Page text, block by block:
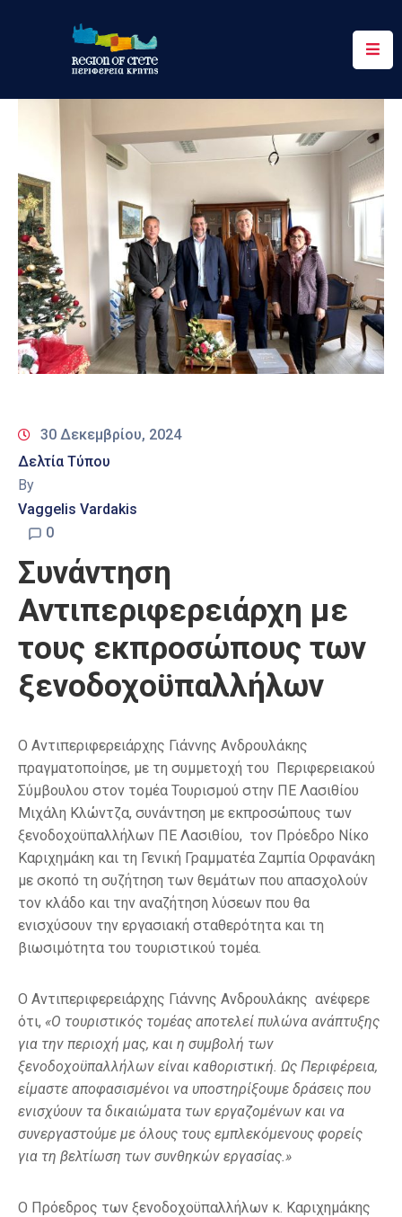
Περιφέρεια
Ενημέρωση
&
Δράσεις
Ψηφιακές
Υπηρεσίες
Επικοινωνία
30 Δεκεμβρίου, 2024
Δελτία Τύπου
By
Vaggelis Vardakis
0
Συνάντηση
Αντιπεριφερειάρχη με
τους εκπροσώπους των
ξενοδοχοϋπαλλήλων
Ο Αντιπεριφερειάρχης Γιάννης Ανδρουλάκης
πραγματοποίησε, με τη συμμετοχή του Περιφερειακού
Σύμβουλου στον τομέα Τουρισμού στην ΠΕ Λασιθίου
Μιχάλη Κλώντζα, συνάντηση με εκπροσώπους των
ξενοδοχοϋπαλλήλων ΠΕ Λασιθίου, τον Πρόεδρο Νίκο
Καριχημάκη και τη Γενική Γραμματέα Ζαμπία Ορφανάκη
με σκοπό τη συζήτηση των θεμάτων που απασχολούν
τον κλάδο και την αναζήτηση λύσεων που θα
ενισχύσουν την εργασιακή σταθερότητα και τη
βιωσιμότητα του τουριστικού τομέα.
Ο Αντιπεριφερειάρχης Γιάννης Ανδρουλάκης ανέφερε
ότι, «Ο τουριστικός τομέας αποτελεί πυλώνα ανάπτυξης
για την περιοχή μας, και η συμβολή των
ξενοδοχοϋπαλλήλων είναι καθοριστική. Ως Περιφέρεια,
είμαστε αποφασισμένοι να υποστηρίξουμε δράσεις που
ενισχύουν τα δικαιώματα των εργαζομένων και να
συνεργαστούμε με όλους τους εμπλεκόμενους φορείς
για τη βελτίωση των συνθηκών εργασίας.»
Ο Πρόεδρος των ξενοδοχοϋπαλλήλων κ. Καριχημάκης